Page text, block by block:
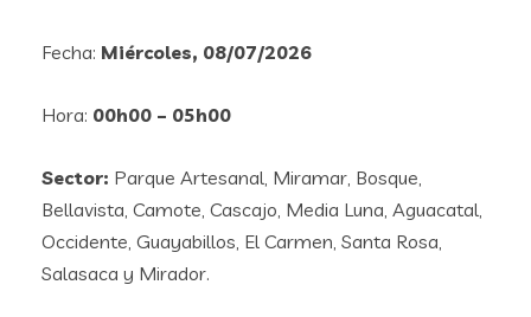
Fecha: Miércoles, 08/07/2026
Hora: 00h00 – 05h00
Sector: Parque Artesanal, Miramar, Bosque,
Bellavista, Camote, Cascajo, Media Luna, Aguacatal,
Occidente, Guayabillos, El Carmen, Santa Rosa,
Salasaca y Mirador.